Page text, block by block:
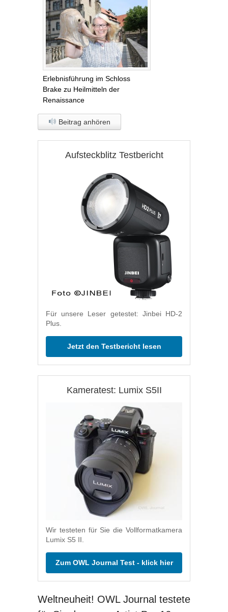
Erlebnisführung im Schloss
Brake zu Heilmitteln der
Renaissance
Beitrag anhören
Aufsteckblitz Testbericht
Für unsere Leser getestet: Jinbei HD-2
Plus.
Jetzt den Testbericht lesen
Kameratest: Lumix S5II
Wir testeten für Sie die Vollformatkamera
Lumix S5 II.
Zum OWL Journal Test - klick hier
Weltneuheit! OWL Journal testete